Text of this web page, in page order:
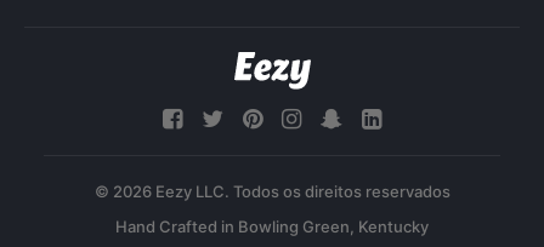
© 2026 Eezy LLC. Todos os direitos reservados